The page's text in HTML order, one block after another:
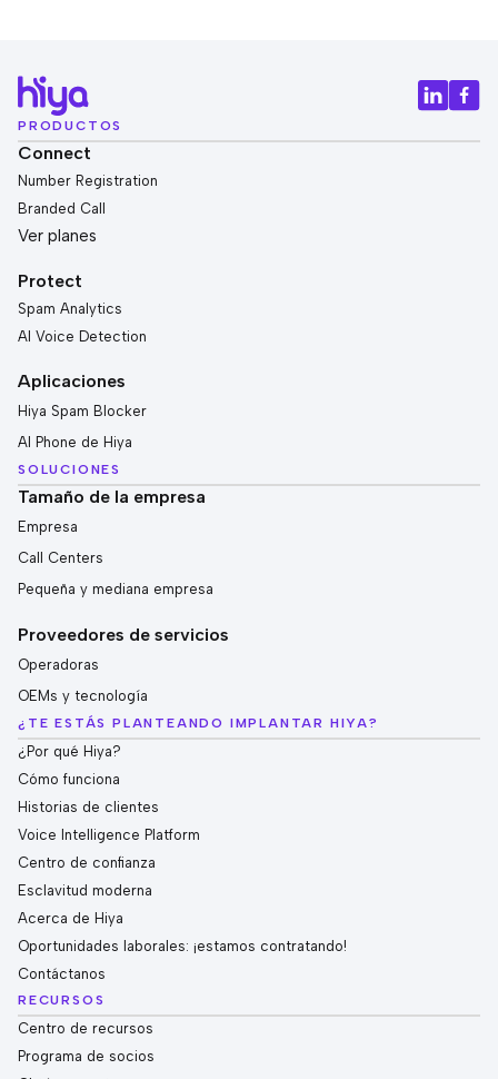
PRODUCTOS
Connect
Number Registration
Branded Call
Ver planes
Protect
Spam Analytics
AI Voice Detection
Aplicaciones
Hiya Spam Blocker
AI Phone de Hiya
SOLUCIONES
Tamaño de la empresa
Empresa
Call Centers
Pequeña y mediana empresa
Proveedores de servicios
Operadoras
OEMs y tecnología
¿TE ESTÁS PLANTEANDO IMPLANTAR HIYA?
¿Por qué Hiya?
Cómo funciona
Historias de clientes
Voice Intelligence Platform
Centro de confianza
Esclavitud moderna
Acerca de Hiya
Oportunidades laborales: ¡estamos contratando!
Contáctanos
RECURSOS
Centro de recursos
Programa de socios